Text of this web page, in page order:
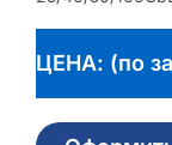
ЦЕНА: (по